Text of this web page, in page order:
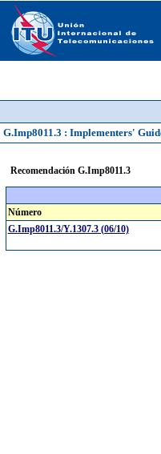
G.Imp8011.3 : Implementers'
Recomendación G.Imp8011.3
Número
G.Imp8011.3/Y.1307.3 (06/10)